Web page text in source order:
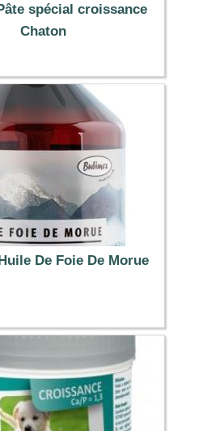
spécial croissance
Chaton
7.19 €
De Foie De Morue
6.47 €